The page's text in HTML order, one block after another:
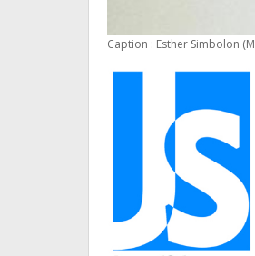
Caption : Esther Simbolon